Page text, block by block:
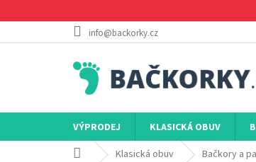
na
info@backorky.cz
VÝPRODEJ KLASICKÁ OBUV
Domů Klasická obuv Bačkory a